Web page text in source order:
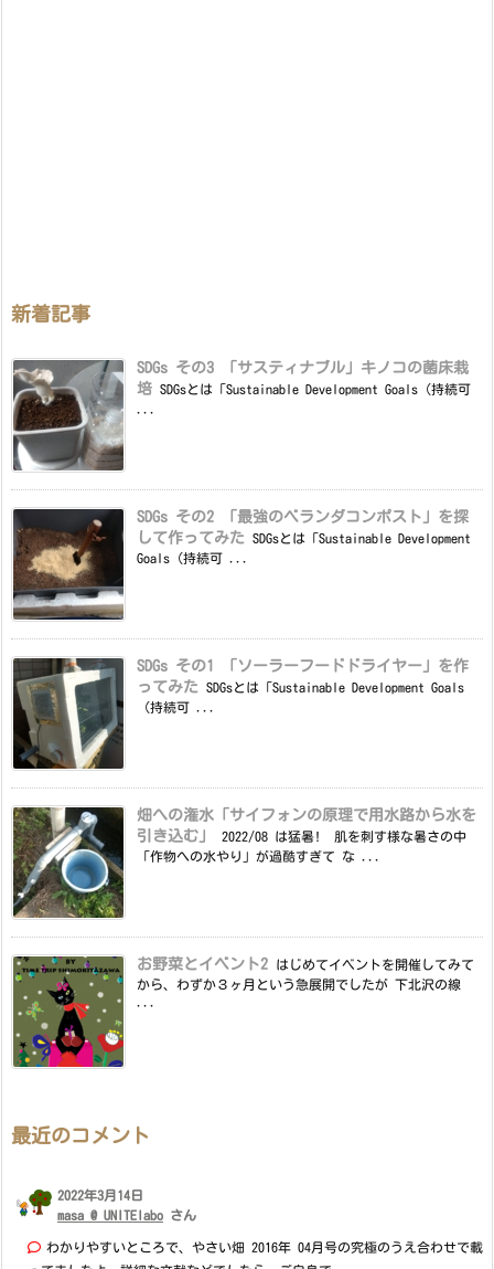
新着記事
SDGs その3 「サスティナブル」キノコの菌床栽
培 SDGsとは「Sustainable Development Goals（持続可
SDGs その2 「最強のベランダコンポスト」を探
して作ってみた
SDGsとは「Sustainable Development
Goals（持続可 ...
SDGs その1 「ソーラーフードドライヤー」を作
ってみた
SDGsとは「Sustainable Development Goals
（持続可 ...
畑への潅水「サイフォンの原理で用水路から水を
引き込む」
2022/08 は猛暑! 肌を刺す様な暑さの中
「作物への水やり」が過酷すぎて な ...
お野菜とイベント2
はじめてイベントを開催してみて
から、わずか３ヶ月という急展開でしたが 下北沢の線
最近のコメント
2022年3月14日
masa @ UNITElabo さん
わかりやすいところで、やさい畑 2016年 04月号の究極のうえ合わせで載